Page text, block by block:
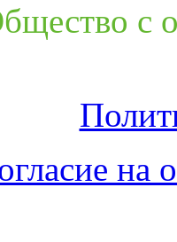
с
на